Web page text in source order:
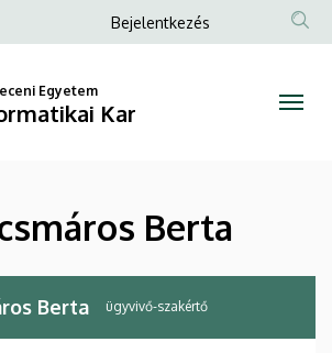
Anonim
menüje
Bejelentkezés
Egyetem
Kar
Berta
Berta ügyvivő-szakértő